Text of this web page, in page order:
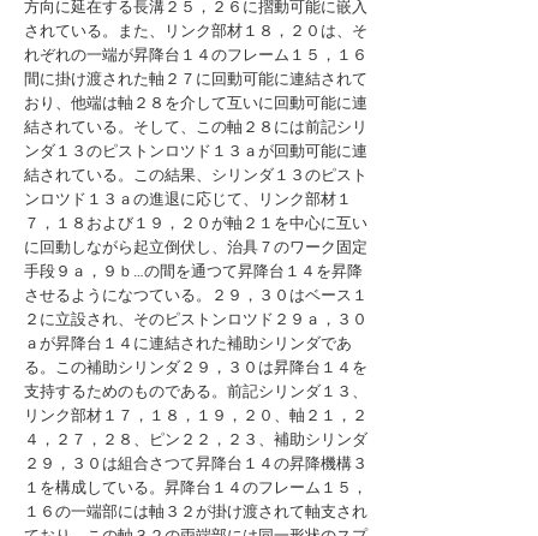
方向に延在する長溝２５，２６に摺動可能に嵌入
されている。また、リンク部材１８，２０は、そ
れぞれの一端が昇降台１４のフレーム１５，１６
間に掛け渡された軸２７に回動可能に連結されて
おり、他端は軸２８を介して互いに回動可能に連
結されている。そして、この軸２８には前記シリ
ンダ１３のピストンロツド１３ａが回動可能に連
結されている。この結果、シリンダ１３のピスト
ンロツド１３ａの進退に応じて、リンク部材１
７，１８および１９，２０が軸２１を中心に互い
に回動しながら起立倒伏し、治具７のワーク固定
手段９ａ，９ｂ…の間を通つて昇降台１４を昇降
させるようになつている。２９，３０はベース１
２に立設され、そのピストンロツド２９ａ，３０
ａが昇降台１４に連結された補助シリンダであ
る。この補助シリンダ２９，３０は昇降台１４を
支持するためのものである。前記シリンダ１３、
リンク部材１７，１８，１９，２０、軸２１，２
４，２７，２８、ピン２２，２３、補助シリンダ
２９，３０は組合さつて昇降台１４の昇降機構３
１を構成している。昇降台１４のフレーム１５，
１６の一端部には軸３２が掛け渡されて軸支され